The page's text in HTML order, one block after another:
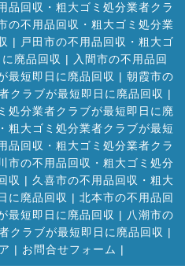
品回収・粗大ゴミ処分業者クラ
の不用品回収・粗大ゴミ処分業
|
戸田市の不用品回収・粗大ゴ
廃品回収 |
入間市の不用品回
最短即日に廃品回収 | 朝霞市の
クラブが最短即日に廃品回収 |
処分業者クラブが最短即日に廃
粗大ゴミ処分業者クラブが最短
品回収・粗大ゴミ処分業者クラ
市の不用品回収・粗大ゴミ処分
収 | 久喜市の不用品回収・粗大
に廃品回収 | 北本市の不用品回
最短即日に廃品回収 | 八潮市の
クラブが最短即日に廃品回収 |
| お問合せフォーム |